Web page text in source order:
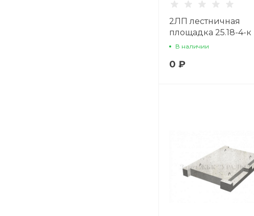
2ЛП лестничная
площадка 25.18-4-к
В наличии
0 ₽